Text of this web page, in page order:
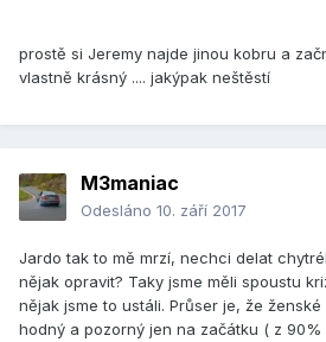
prostě si Jeremy najde jinou kobru a
vlastně krásný .... jakýpak neštěstí
M3maniac
Odesláno 10. září 2017
Jardo tak to mě mrzí, nechci delat
nějak opravit? Taky jsme měli spoustu
nějak jsme to ustáli. Průser je, že
hodný a pozorný jen na začátku ( z